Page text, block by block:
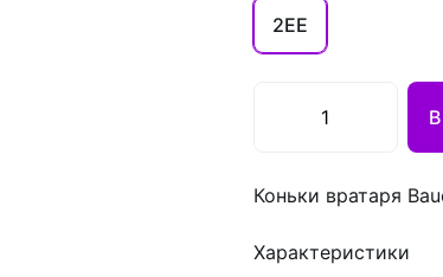
2EE
Коньки вратаря
Характеристики